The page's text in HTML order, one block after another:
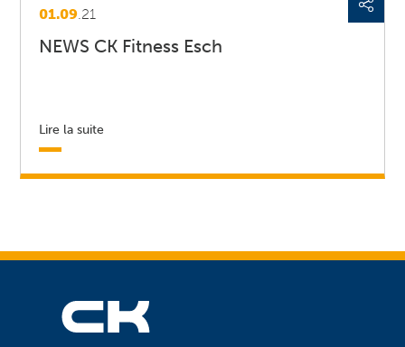
01.09.21
NEWS CK Fitness Esch
Lire la suite